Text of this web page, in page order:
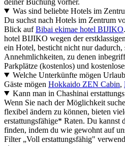
Was sind beliebte Hotels im
Du suchst nach Hotels im Zentrum
Blick aufBibai ekimae hotel BIJIKO
hotel BIJIKO wegen der
ein Hotel, besticht nicht nur dadurch,
Annehmlichkeiten, zu denen
Parkplätze (kostenlos) und
Welche Unterkünfte mögen
Gäste mögen Hokkaido ZEN Cabin,
Kann man in Chashinai
Wenn Sie nach der Möglichkeit
flexibel ändern zu können, bieten
erstattungsfähige* Raten. Du kannst
finden, indem du wie gewohnt auf
Filter „Voll erstattungsfähig"